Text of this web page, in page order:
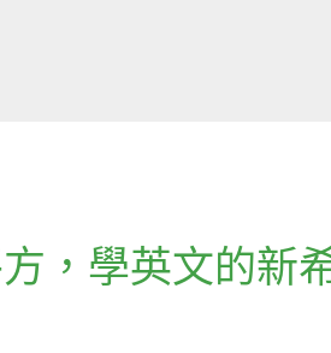
， 學英文的新